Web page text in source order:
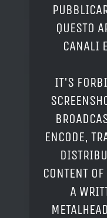
QUESTO
CANALI
IT'S
ENCODE,
CONTENT
A